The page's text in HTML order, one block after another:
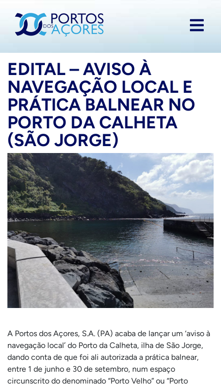
EDITAL – AVISO À
NAVEGAÇÃO LOCAL E
PRÁTICA BALNEAR NO
PORTO DA CALHETA
(SÃO JORGE)
A Portos dos Açores, S.A. (PA) acaba de lançar um ‘aviso à
navegação local’ do Porto da Calheta, ilha de São Jorge,
dando conta de que foi ali autorizada a prática balnear,
entre 1 de junho e 30 de setembro, num espaço
circunscrito do denominado “Porto Velho” ou “Porto